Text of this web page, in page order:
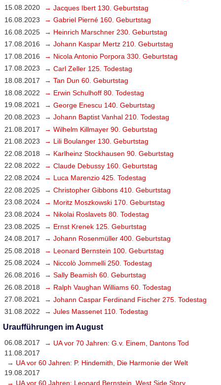
15.08.2020
→ Jacques Ibert 130. Geburtstag
16.08.2023
→ Gabriel Pierné 160. Geburtstag
16.08.2025
→ Heinrich Marschner 230. Geburtstag
17.08.2016
→ Johann Kaspar Mertz 210. Geburtstag
17.08.2016
→ Nicola Antonio Porpora 330. Geburtstag
17.08.2023
→ Carl Zeller 125. Todestag
18.08.2017
→ Tan Dun 60. Geburtstag
18.08.2022
→ Erwin Schulhoff 80. Todestag
19.08.2021
→ George Enescu 140. Geburtstag
20.08.2023
→ Johann Baptist Vanhal 210. Todestag
21.08.2017
→ Wilhelm Killmayer 90. Geburtstag
21.08.2023
→ Lili Boulanger 130. Geburtstag
22.08.2018
→ Karlheinz Stockhausen 90. Geburtstag
22.08.2022
→ Claude Debussy 160. Geburtstag
22.08.2024
→ Luca Marenzio 425. Todestag
22.08.2025
→ Christopher Gibbons 410. Geburtstag
23.08.2024
→ Moritz Moszkowski 170. Geburtstag
23.08.2024
→ Nikolai Roslavets 80. Todestag
23.08.2025
→ Ernst Krenek 125. Geburtstag
24.08.2017
→ Johann Rosenmüller 400. Geburtstag
25.08.2018
→ Leonard Bernstein 100. Geburtstag
25.08.2024
→ Niccolò Jommelli 250. Todestag
26.08.2016
→ Sally Beamish 60. Geburtstag
26.08.2018
→ Ralph Vaughan Williams 60. Todestag
27.08.2021
→ Johann Caspar Ferdinand Fischer 275. Todestag
31.08.2022
→ Jules Massenet 110. Todestag
Uraufführungen im August
06.08.2017
→ UA vor 70 Jahren: G.v. Einem, Dantons Tod
11.08.2017
→ UA vor 60 Jahren: P. Hindemith, Die Harmonie der Welt
19.08.2017
→ UA vor 60 Jahren: Leonard Bernstein, West Side Story